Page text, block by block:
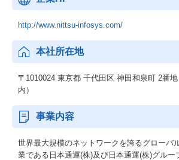
http://www.nittsu-infosys.com/
本社所在地
〒1010024 東京都 千代田区 神田和泉町 2番
内）
事業内容
世界最大規模のネットワークを誇るグローバ
業である日本通運(株)及び日本通運(株)グルー